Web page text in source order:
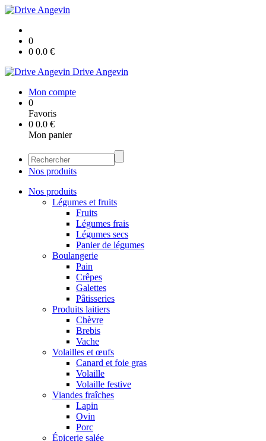
0
0 0.0 €
Drive Angevin
Mon compte
0
Favoris
0 0.0 €
Mon panier
Nos produits
Nos produits
Légumes et fruits
Fruits
Légumes frais
Légumes secs
Panier de légumes
Boulangerie
Pain
Crêpes
Galettes
Pâtisseries
Produits laitiers
Chèvre
Brebis
Vache
Volailles et œufs
Canard et foie gras
Volaille
Volaille festive
Viandes fraîches
Lapin
Ovin
Porc
Épicerie salée